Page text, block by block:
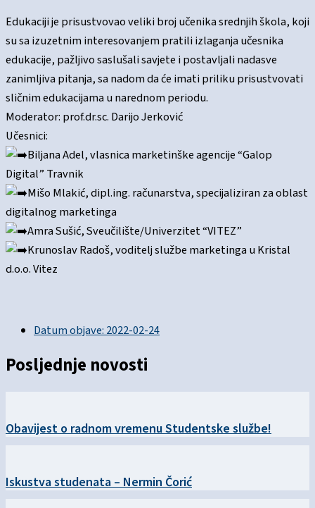
Edukaciji je prisustvovao veliki broj učenika srednjih škola, koji
su sa izuzetnim interesovanjem pratili izlaganja učesnika
edukacije, pažljivo saslušali savjete i postavljali nadasve
zanimljiva pitanja, sa nadom da će imati priliku prisustvovati
sličnim edukacijama u narednom periodu.
Moderator: prof.dr.sc. Darijo Jerković
Učesnici:
Biljana Adel, vlasnica marketinške agencije “Galop
Digital” Travnik
Mišo Mlakić, dipl.ing. računarstva, specijaliziran za oblast
digitalnog marketinga
Amra Sušić, Sveučilište/Univerzitet “VITEZ”
Krunoslav Radoš, voditelj službe marketinga u Kristal
d.o.o. Vitez
Datum objave: 2022-02-24
Posljednje novosti
Obavijest o radnom vremenu Studentske službe!
Iskustva studenata – Nermin Čorić